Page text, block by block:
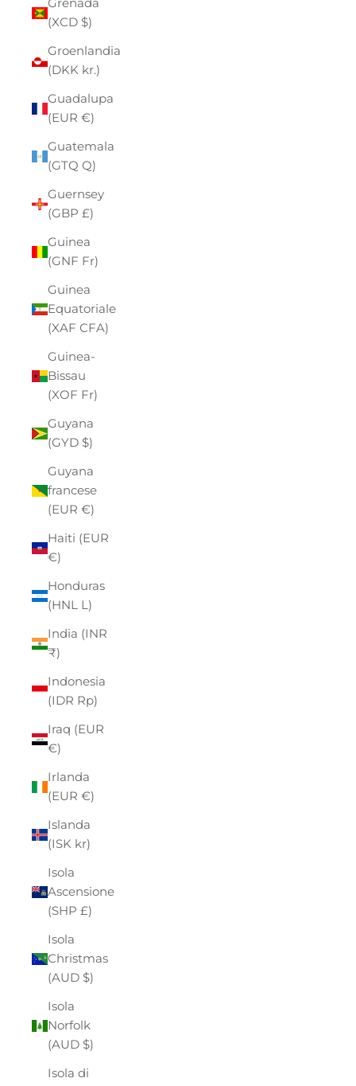
(XCD $)
Groenlandia
(DKK kr.)
Guadalupa
(EUR €)
Guatemala
(GTQ Q)
Guernsey
(GBP £)
Guinea
(GNF Fr)
Guinea
Equatoriale
(XAF CFA)
Guinea-
Bissau
(XOF Fr)
Guyana
(GYD $)
Guyana
francese
(EUR €)
Haiti (EUR
€)
Honduras
(HNL L)
India (INR
₹)
Indonesia
(IDR Rp)
Iraq (EUR
€)
Irlanda
(EUR €)
Islanda
(ISK kr)
Isola
Ascensione
(SHP £)
Isola
Christmas
(AUD $)
Isola
Norfolk
(AUD $)
Isola di